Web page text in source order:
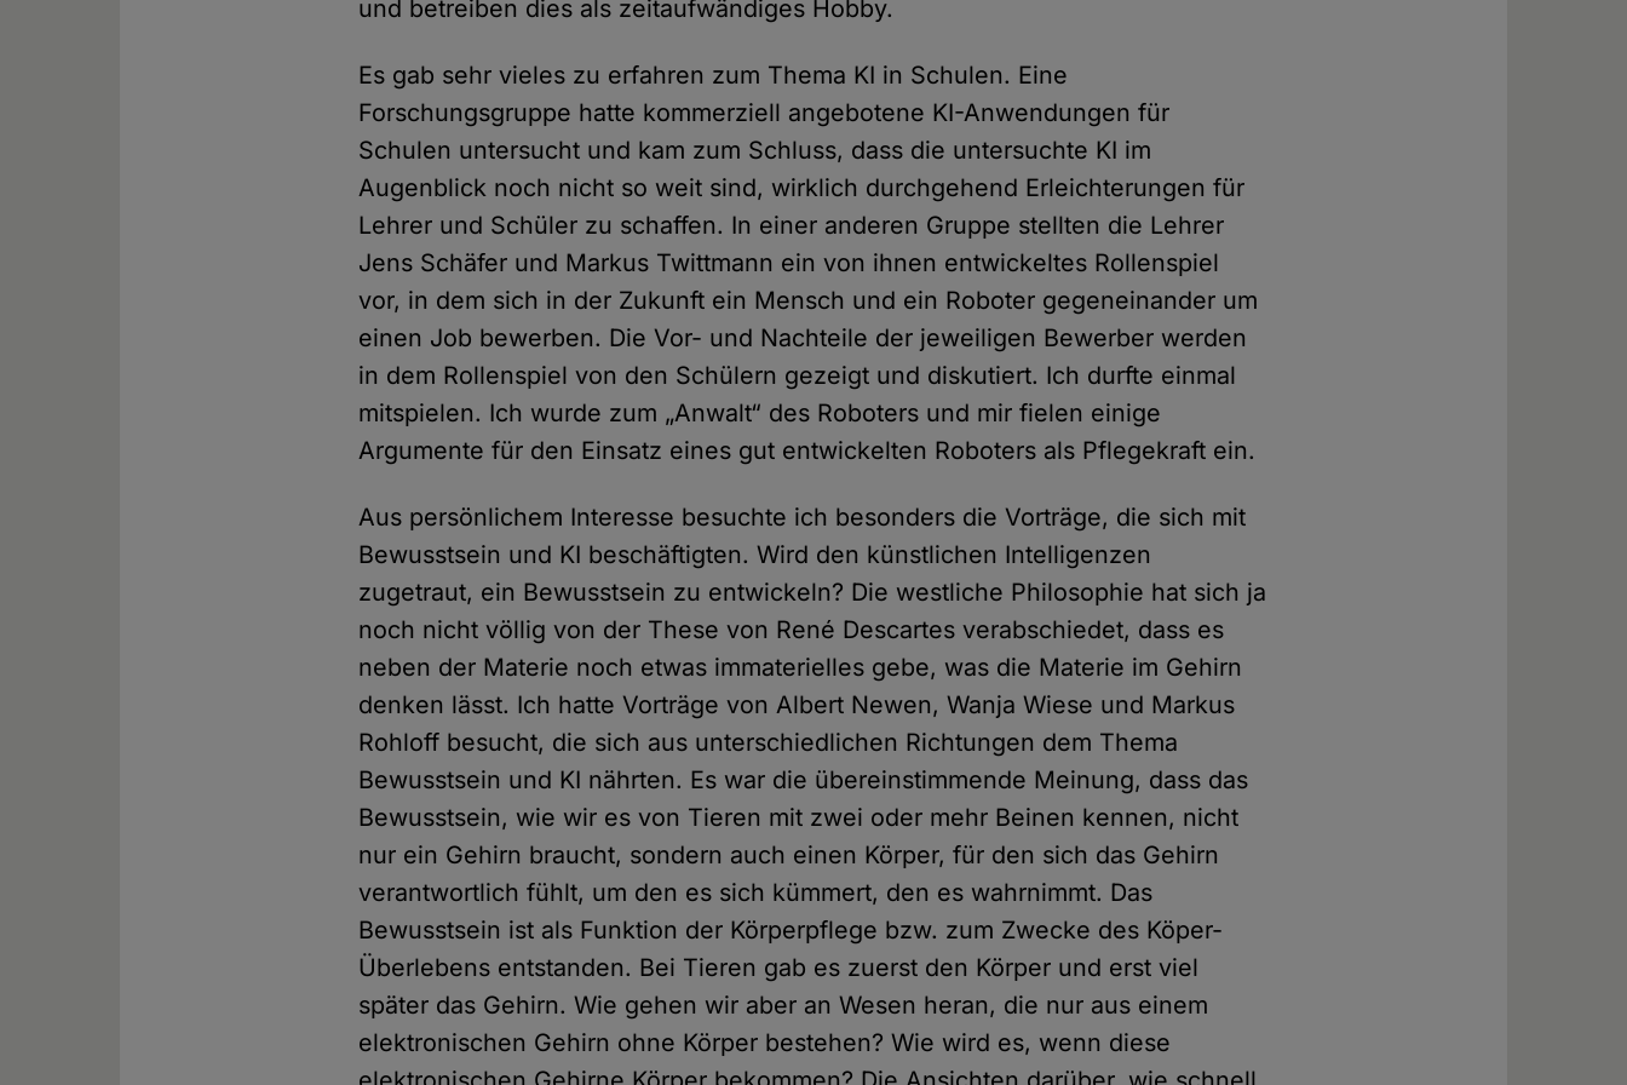
und betreiben dies als zeitaufwändiges Hobby.
Es gab sehr vieles zu erfahren zum Thema KI in Schulen. Eine
Forschungsgruppe hatte kommerziell angebotene KI-Anwendungen für
Schulen untersucht und kam zum Schluss, dass die untersuchte KI im
Augenblick noch nicht so weit sind, wirklich durchgehend Erleichterungen für
Lehrer und Schüler zu schaffen. In einer anderen Gruppe stellten die Lehrer
Jens Schäfer und Markus Twittmann ein von ihnen entwickeltes Rollenspiel
vor, in dem sich in der Zukunft ein Mensch und ein Roboter gegeneinander um
einen Job bewerben. Die Vor- und Nachteile der jeweiligen Bewerber werden
in dem Rollenspiel von den Schülern gezeigt und diskutiert. Ich durfte einmal
mitspielen. Ich wurde zum „Anwalt“ des Roboters und mir fielen einige
Argumente für den Einsatz eines gut entwickelten Roboters als Pflegekraft ein.
Aus persönlichem Interesse besuchte ich besonders die Vorträge, die sich mit
Bewusstsein und KI beschäftigten. Wird den künstlichen Intelligenzen
zugetraut, ein Bewusstsein zu entwickeln? Die westliche Philosophie hat sich ja
noch nicht völlig von der These von René Descartes verabschiedet, dass es
neben der Materie noch etwas immaterielles gebe, was die Materie im Gehirn
denken lässt. Ich hatte Vorträge von Albert Newen, Wanja Wiese und Markus
Rohloff besucht, die sich aus unterschiedlichen Richtungen dem Thema
Bewusstsein und KI nährten. Es war die übereinstimmende Meinung, dass das
Bewusstsein, wie wir es von Tieren mit zwei oder mehr Beinen kennen, nicht
nur ein Gehirn braucht, sondern auch einen Körper, für den sich das Gehirn
verantwortlich fühlt, um den es sich kümmert, den es wahrnimmt. Das
Bewusstsein ist als Funktion der Körperpflege bzw. zum Zwecke des Köper-
Überlebens entstanden. Bei Tieren gab es zuerst den Körper und erst viel
später das Gehirn. Wie gehen wir aber an Wesen heran, die nur aus einem
elektronischen Gehirn ohne Körper bestehen? Wie wird es, wenn diese